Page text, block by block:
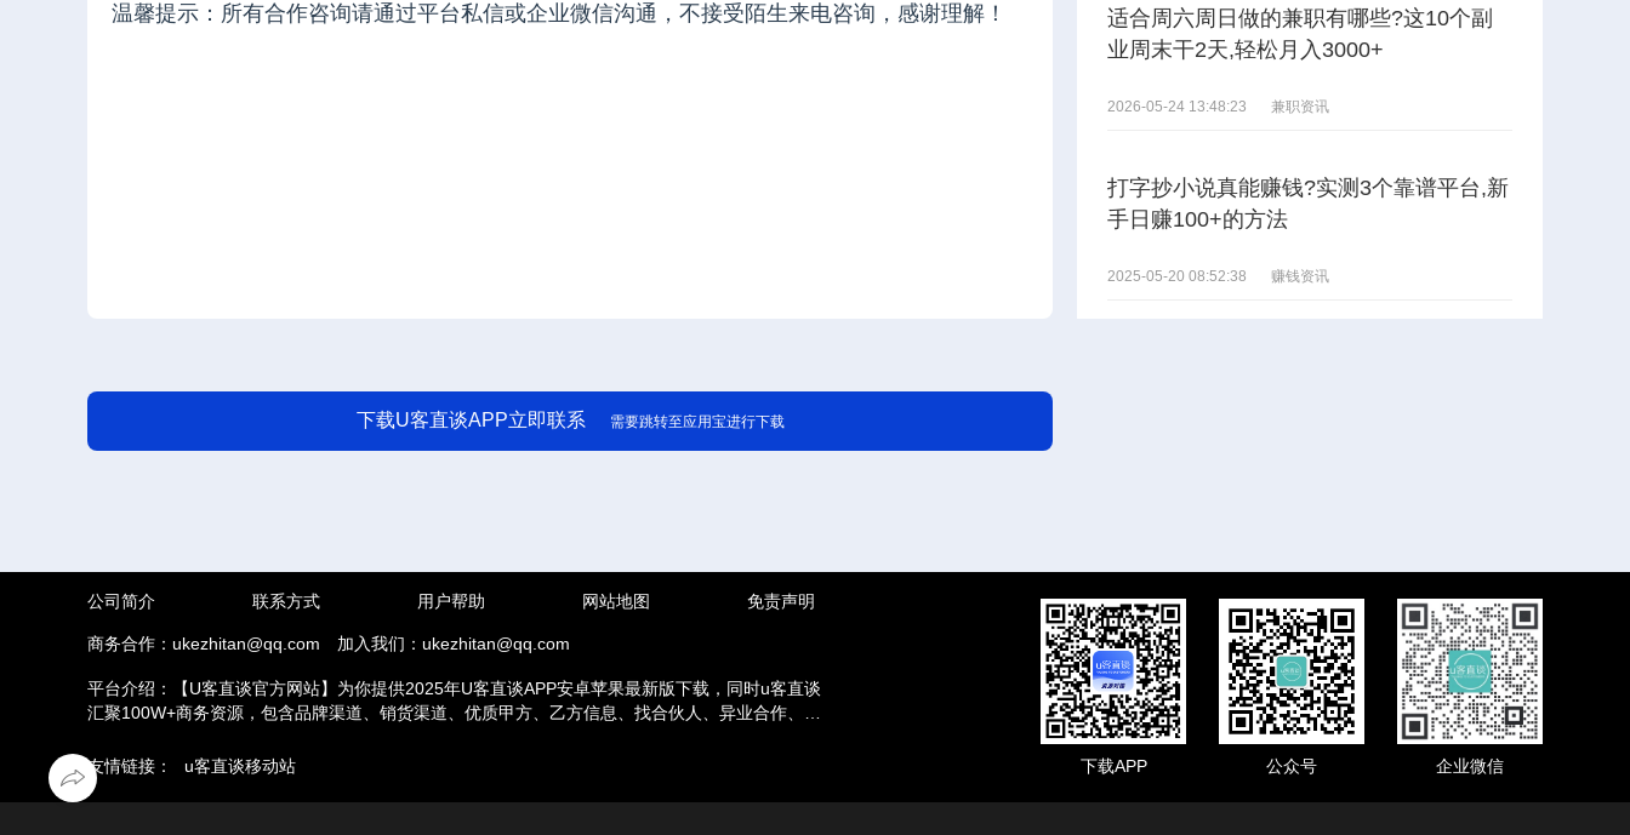
温馨提示：所有合作咨询请通过平台私信或企业微信沟通，不接受陌生来电咨询，感谢理解！
适合周六周日做的兼职有哪些?这10个副
业周末干2天,轻松月入3000+
2026-05-24 13:48:23 兼职资讯
打字抄小说真能赚钱?实测3个靠谱平台,新
手日赚100+的方法
2025-05-20 08:52:38 赚钱资讯
下载U客直谈APP立即联系 需要跳转至应用宝进行下载
公司简介 联系方式 用户帮助 网站地图 免责声明
商务合作：ukezhitan@qq.com 加入我们：ukezhitan@qq.com
平台介绍：【U客直谈官方网站】为你提供2025年U客直谈APP安卓苹果最新版下载，同时u客直谈
汇聚100W+商务资源，包含品牌渠道、销货渠道、优质甲方、乙方信息、找合伙人、异业合作、地
友情链接：
u客直谈移动站 下载APP 公众号 企业微信